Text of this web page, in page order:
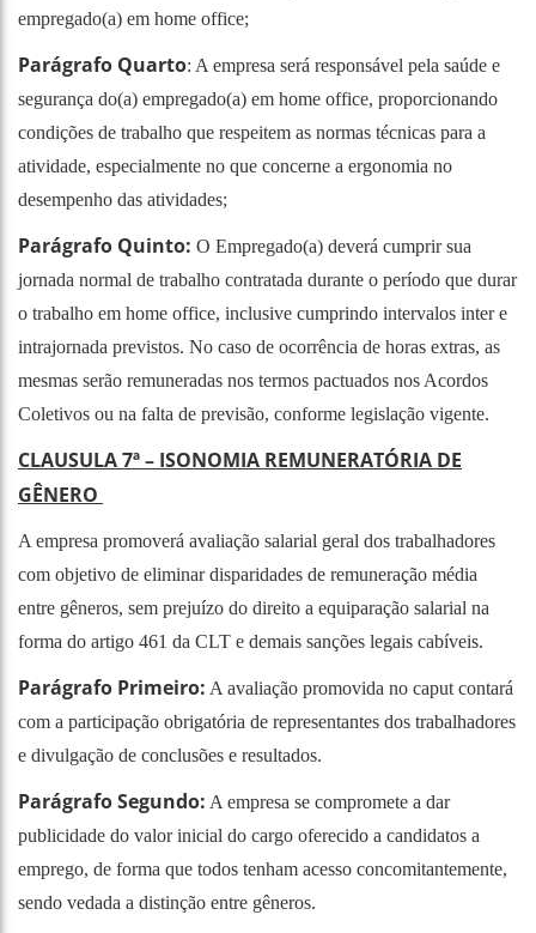
empregado(a) em home office;
Parágrafo Quarto: A empresa será responsável pela saúde e
segurança do(a) empregado(a) em home office, proporcionando
condições de trabalho que respeitem as normas técnicas para a
atividade, especialmente no que concerne a ergonomia no
desempenho das atividades;
Parágrafo Quinto: O Empregado(a) deverá cumprir sua
jornada normal de trabalho contratada durante o período que durar
o trabalho em home office, inclusive cumprindo intervalos inter e
intrajornada previstos. No caso de ocorrência de horas extras, as
mesmas serão remuneradas nos termos pactuados nos Acordos
Coletivos ou na falta de previsão, conforme legislação vigente.
CLAUSULA 7ª – ISONOMIA REMUNERATÓRIA DE
GÊNERO
A empresa promoverá avaliação salarial geral dos trabalhadores
com objetivo de eliminar disparidades de remuneração média
entre gêneros, sem prejuízo do direito a equiparação salarial na
forma do artigo 461 da CLT e demais sanções legais cabíveis.
Parágrafo Primeiro: A avaliação promovida no caput contará
com a participação obrigatória de representantes dos trabalhadores
e divulgação de conclusões e resultados.
Parágrafo Segundo: A empresa se compromete a dar
publicidade do valor inicial do cargo oferecido a candidatos a
emprego, de forma que todos tenham acesso concomitantemente,
sendo vedada a distinção entre gêneros.